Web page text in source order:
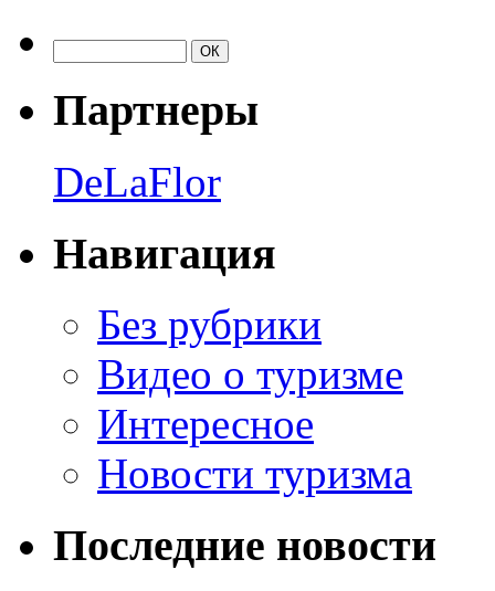
Партнеры
DeLaFlor
Навигация
Без рубрики
Видео о туризме
Интересное
Новости туризма
Последние новости